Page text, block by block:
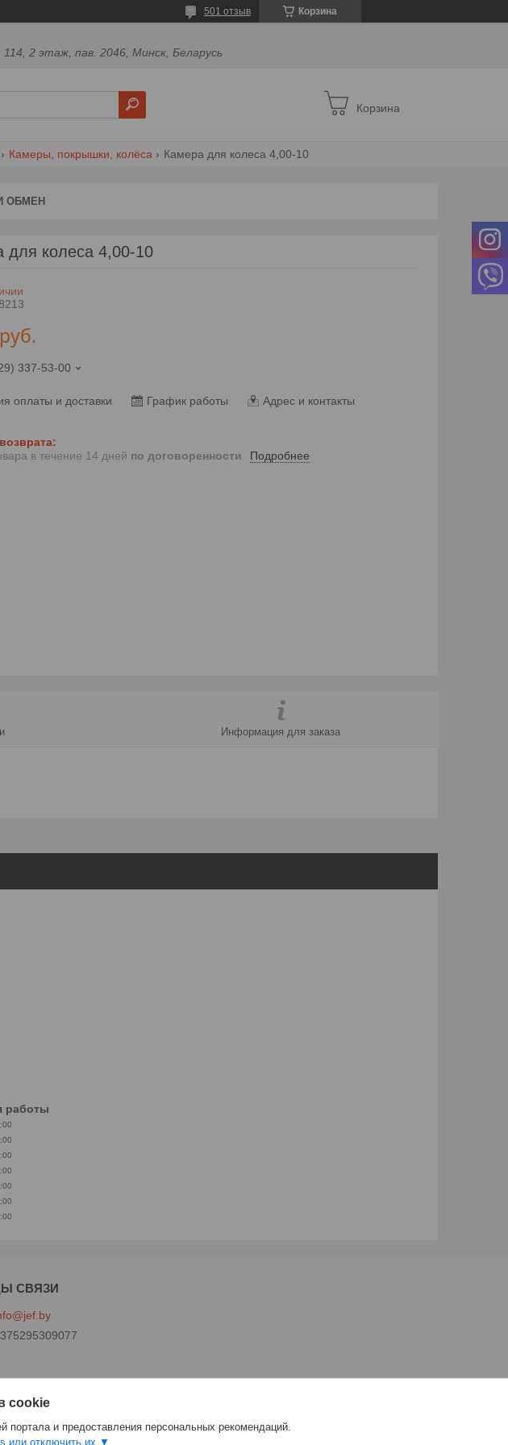
Корзина
501 отзыв
2 этаж, пав. 2046, Минск, Беларусь
Корзина
Камеры, покрышки, колёса Камера для колеса 4,00-10
ОБМЕН
для колеса 4,00-10
руб.
337-53-00
оплаты и доставки График работы Адрес и контакты
в течение 14 дней по договоренности Подробнее
Информация для заказа
работы
cookie
и предоставления персональных рекомендаций.
или отключить их.